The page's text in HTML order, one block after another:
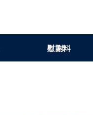
慰謝料